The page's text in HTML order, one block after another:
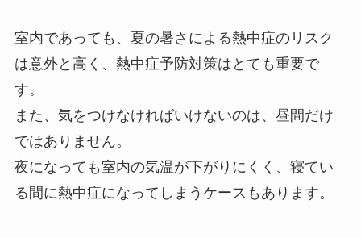
室内であっても、夏の暑さによる熱中症のリスク
は意外と高く、熱中症予防対策はとても重要で
す。
また、気をつけなければいけないのは、昼間だけ
ではありません。
夜になっても室内の気温が下がりにくく、寝てい
る間に熱中症になってしまうケースもあります。